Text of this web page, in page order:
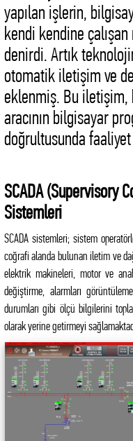
yapılan işlerin,
kendi kendine
denirdi. Artık
otomatik iletişim ve
eklenmiş. Bu
aracının bilgisayar
doğrultusunda
SCADA (Supervisory
Sistemleri
SCADA sistemleri; sistem
coğrafi alanda bulunan iletim ve
elektrik makineleri, motor ve
değiştirme, alarmları
durumları gibi ölçü bilgilerini
olarak yerine getirmeyi